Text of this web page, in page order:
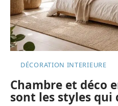
DÉCORATION INTERIEURE
Chambre et déco
sont les styles qui